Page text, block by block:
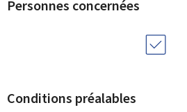
Personnes concernées
Conditions préalables